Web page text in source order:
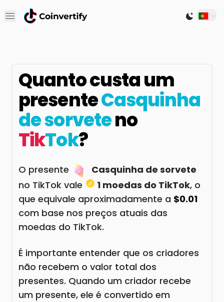
Open main menu Switch
Quanto custa um
presenteCasquinha
de sorveteno
TikTok?
O presente
Casquinha de sorvete
no TikTok vale
1 moedas do TikTok, o
que equivale aproximadamente a $0.01
com base nos preços atuais das
moedas do TikTok.
É importante entender que os criadores
não recebem o valor total dos
presentes. Quando um criador recebe
um presente, ele é convertido em